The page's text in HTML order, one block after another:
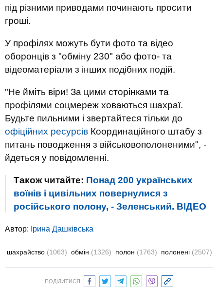
під різними приводами починають просити
гроші.
У профілях можуть бути фото та відео
оборонців з "обміну 230" або фото- та
відеоматеріали з інших подібних подій.
"Не йміть віри! За цими сторінками та
профілями соцмереж ховаються шахраї.
Будьте пильними і звертайтеся тільки до
офіційних ресурсів Координаційного штабу з
питань поводження з військовополоненими", -
йдеться у повідомленні.
Також читайте: Понад 200 українських
воїнів і цивільних повернулися з
російського полону, - Зеленський. ВIДЕО
Автор: Ірина Дашківська
шахрайство (1063) обмін (1326) полон (1763) полонені (2507)
ПОДІЛИТИСЯ: